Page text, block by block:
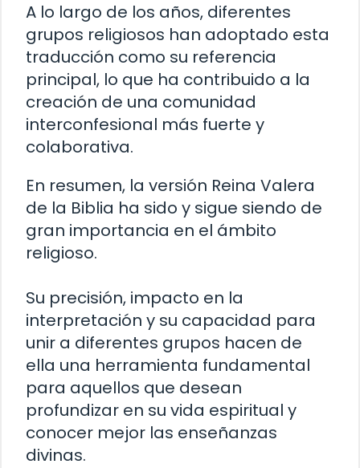
A lo largo de los años, diferentes
grupos religiosos han adoptado esta
traducción como su referencia
principal, lo que ha contribuido a la
creación de una comunidad
interconfesional más fuerte y
colaborativa.
En resumen, la versión Reina Valera
de la Biblia ha sido y sigue siendo de
gran importancia en el ámbito
religioso.
Su precisión, impacto en la
interpretación y su capacidad para
unir a diferentes grupos hacen de
ella una herramienta fundamental
para aquellos que desean
profundizar en su vida espiritual y
conocer mejor las enseñanzas
divinas.